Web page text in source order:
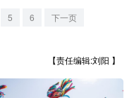
重庆
云南
5 6 下一页
【责任编辑:刘阳 】